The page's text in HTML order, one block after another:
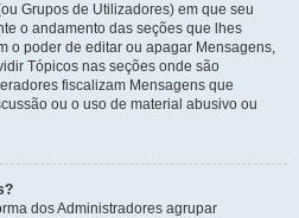
Grupos de Utilizadores) em que seu
o andamento das seções que lhes
o poder de editar ou apagar Mensagens,
Tópicos nas seções onde são
fiscalizam Mensagens que
ou o uso de material abusivo ou
dos Administradores agrupar